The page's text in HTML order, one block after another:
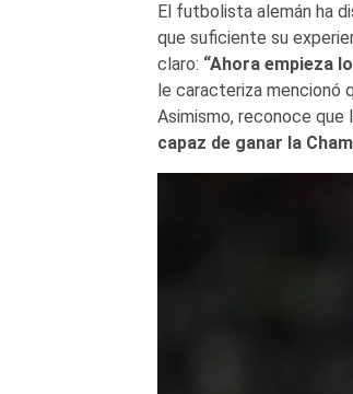
El futbolista alemán ha
que suficiente su
claro: “Ahora empieza
le caracteriza mencionó
Asimismo, reconoce que
capaz de ganar la